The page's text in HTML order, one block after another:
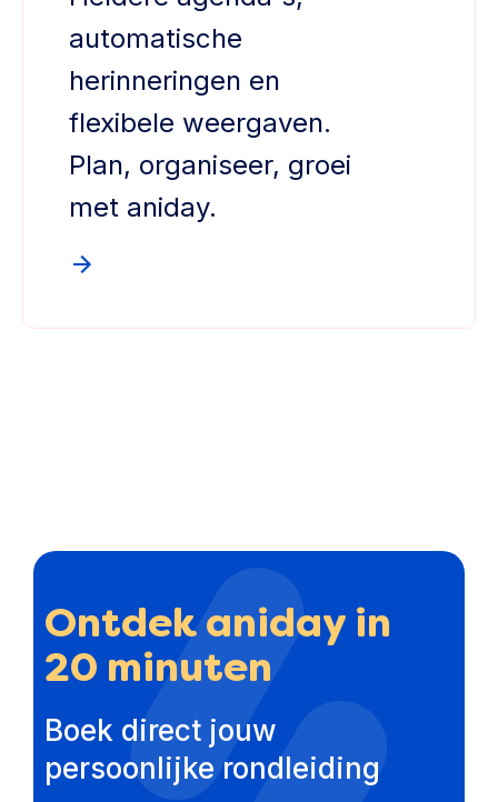
automatische
herinneringen en
flexibele weergaven.
Plan, organiseer, groei
met aniday.
Ontdek aniday in
20 minuten
Boek direct jouw
persoonlijke rondleiding